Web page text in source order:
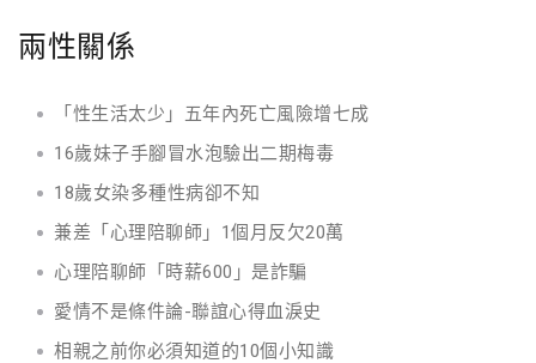
兩性關係
「性生活太少」五年內死亡風險增七成
16歲妹子手腳冒水泡驗出二期梅毒
18歲女染多種性病卻不知
兼差「心理陪聊師」1個月反欠20萬
心理陪聊師「時薪600」是詐騙
愛情不是條件論-聯誼心得血淚史
相親之前你必須知道的10個小知識